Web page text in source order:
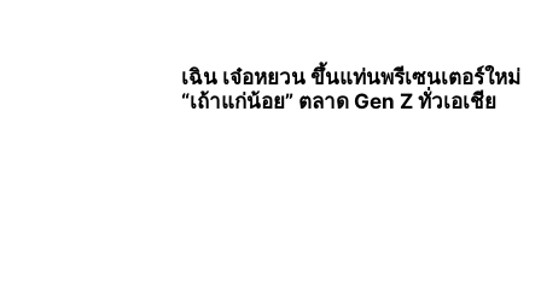
เฉิน เจ๋อหยวน ขึ้นแท่นพรีเซนเตอร์ใหม่
“เถ้าแก่น้อย” ตลาด Gen Z ทั่วเอเชีย